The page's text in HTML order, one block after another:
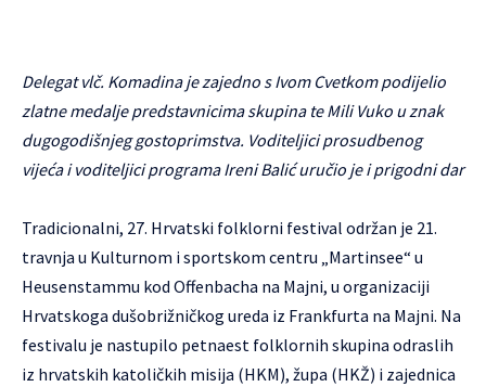
Delegat vlč. Komadina je zajedno s Ivom Cvetkom podijelio
zlatne medalje predstavnicima skupina te Mili Vuko u znak
dugogodišnjeg gostoprimstva. Voditeljici prosudbenog
vijeća i voditeljici programa Ireni Balić uručio je i prigodni dar
Tradicionalni, 27. Hrvatski folklorni festival održan je 21.
travnja u Kulturnom i sportskom centru „Martinsee“ u
Heusenstammu kod Offenbacha na Majni, u organizaciji
Hrvatskoga dušobrižničkog ureda iz Frankfurta na Majni. Na
festivalu je nastupilo petnaest folklornih skupina odraslih
iz hrvatskih katoličkih misija (HKM), župa (HKŽ) i zajednica